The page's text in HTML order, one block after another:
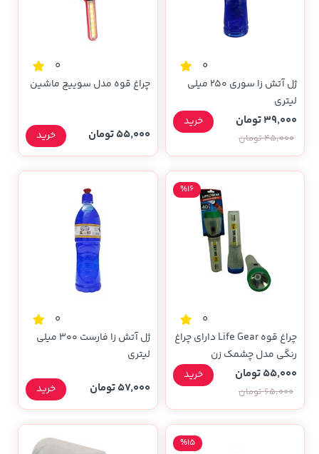
0
ژل آتش زا سوری 250 میلی
لیتری
39,000 تومان
45,000 تومان
خرید
0
چراغ قوه مدل سوییچ ماشین
55,000 تومان خرید
0
چراغ قوه Life Gear دارای چراغ
رنگی مدل چشمک زن
%16
55,000 تومان
65,000 تومان
خرید
0
ژل آتش زا فارست 300 میلی
لیتری
57,000 تومان خرید
%15